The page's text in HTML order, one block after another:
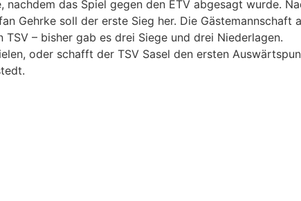
nachdem das Spiel gegen den ETV abgesagt wurde.
Gehrke soll der erste Sieg her. Die Gästemannschaft
– bisher gab es drei Siege und drei Niederlagen.
oder schafft der TSV Sasel den ersten